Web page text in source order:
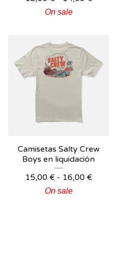
On sale
Camisetas Salty Crew
Boys en liquidación
15,00 € - 16,00 €
On sale